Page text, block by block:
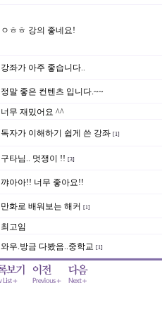
ㅇㅎㅎ 강의 좋네요!
강좌가 아주 좋습니다..
정말 좋은 컨텐츠 입니다.~~
너무 재밌어요 ^^
독자가 이해하기 쉽게 쓴 강좌 [1]
구타님.. 멋쟁이 !! [3]
꺄아아!! 너무 좋아요!!
만화로 배워보는 해커 [1]
최고임
와우.방금 다봤음..중학교 [1]